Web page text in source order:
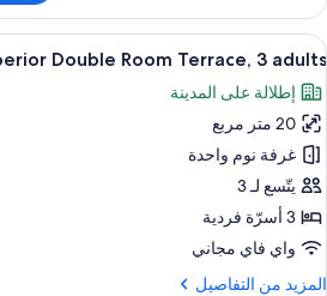
Double
Room,
Teide
استعراض
جميع
صور
Superior
Double
Room
Terrace,
3
adults
ميني
3
Double Room Terrace, 3 adults
إطلالة على المدينة
20 متر مربع
غرفة نوم واحدة
يتّسع لـ 3
3 أسرّة فردية
واي فاي مجاني
المزيد من التفاصيل
المزيد